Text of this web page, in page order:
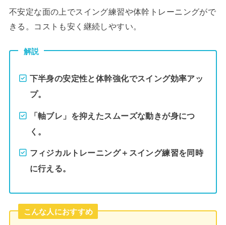
不安定な面の上でスイング練習や体幹トレーニングがで
きる。コストも安く継続しやすい。
解説
下半身の安定性と体幹強化でスイング効率アッ
プ。
「軸ブレ」を抑えたスムーズな動きが身につ
く。
フィジカルトレーニング＋スイング練習を同時
に行える。
こんな人におすすめ